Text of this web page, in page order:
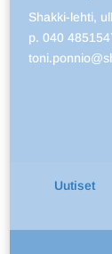
Shakki-lehti,
p. 040
Uutiset